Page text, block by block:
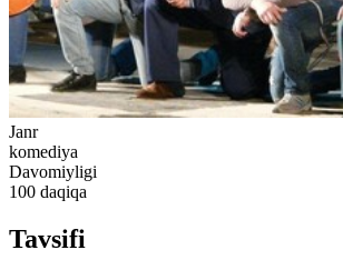
Janr
komediya
Davomiyligi
100 daqiqa
Tavsifi